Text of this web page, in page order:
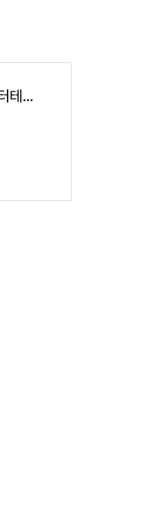
착한 뱀파이어와 친구들 제주 LIVE : 문타라엔터테인먼트